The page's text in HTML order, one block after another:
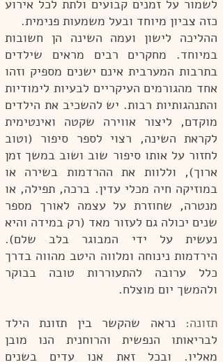
לשמור על זמנים קבועים ולתת לכל אירוע
כזה צביון מיוחד ובעל משמעות פנימית.
ההליכה לישון ועמה השינה הן חשובות
במיוחד. מחקרים רבים מראים שילדים
בתרבות המערבית אינם ישנים מספיק וזהו
אחד מהגורמים העיקריים לבעיות לימודיות
והתנהגותיות רבות. יש להשכיב את הילדים
מוקדם, ליצור אווירה שקטה ואינטימית
לקראת השינה, רצוי לספר סיפור (וטוב
לחזור על אותו סיפור שוב ושוב במשך זמן
ארוך), וללוות את ההרדמות בשירה או
במוזיקה חיה מכלי עדין. ברכה, תפילה, או
מנטרה, שחוזרת על עצמה לאורך מספר
שנים יכולה גם לעזור מאד (רק במידה והיא
נעשית על ידי המבוגר בלב שלם).
הירדמות נינוחה ומלווה היטב מהווה בדרך
כלל ערובה להתעוררות טובה בבוקר
ולהמשך יום מוצלח.
תזונה: נראה שהקשר בין תזונת הילד
לבריאותו הנפשית והרוחנית הנו מובן
מאליו. ובכל זאת אנו עדים בשנים